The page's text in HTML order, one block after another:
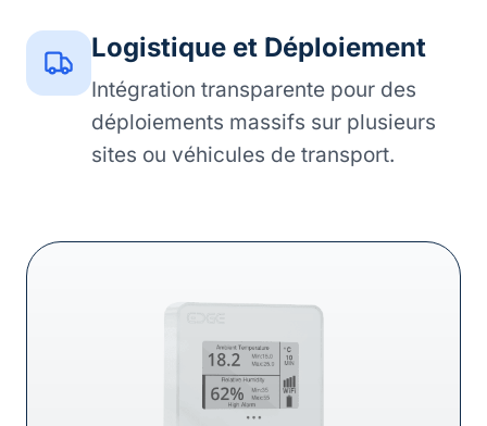
Logistique et Déploiement
Intégration transparente pour des
déploiements massifs sur plusieurs
sites ou véhicules de transport.